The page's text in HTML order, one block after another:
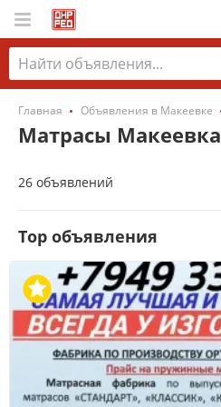
Главная Объявления в Макеевке
Матрасы Макеевка
26 объявлений
Top объявления